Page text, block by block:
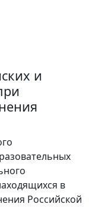
и
в
Российской